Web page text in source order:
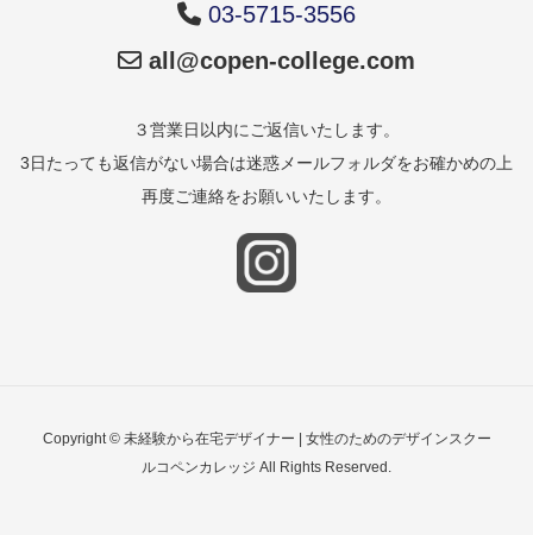
03-5715-3556
all@copen-college.com
３営業日以内にご返信いたします。
3日たっても返信がない場合は迷惑メールフォルダをお確かめの上
再度ご連絡をお願いいたします。
Copyright © 未経験から在宅デザイナー | 女性のためのデザインスクー
ルコペンカレッジ All Rights Reserved.